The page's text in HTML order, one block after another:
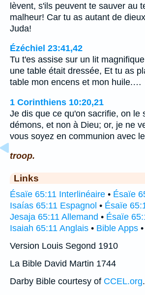
lèvent, s'ils peuvent te sauver au
malheur! Car tu as autant de
Juda!
Ézéchiel 23:41,42
Tu t'es assise sur un lit
une table était dressée, Et tu as
table mon encens et mon huile.…
1 Corinthiens 10:20,21
Je dis que ce qu'on sacrifie, on le
démons, et non à Dieu; or, je ne
vous soyez en communion avec
troop.
Links
Ésaïe 65:11 Interlinéaire • Ésaïe
Isaías 65:11 Espagnol • Ésaïe
Jesaja 65:11 Allemand • Ésaïe
Isaiah 65:11 Anglais • Bible Apps •
Version Louis Segond 1910
La Bible David Martin 1744
Darby Bible courtesy of CCEL.org.